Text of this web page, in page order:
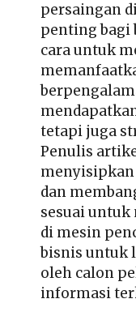
persaingan
penting bagi
cara untuk
tetapi juga
Penulis
dan
sesuai
di mesin
bisnis untuk
oleh calon
informasi